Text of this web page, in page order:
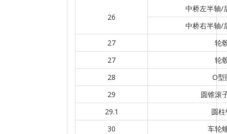
26
中桥左半轴/
中桥右半轴/
27
轮
27
轮
28
O型
29
圆锥滚
29.1
圆
30
车轮